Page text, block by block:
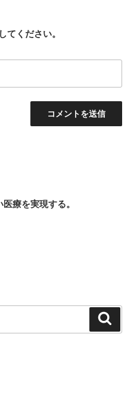
てください。
療を実現する。